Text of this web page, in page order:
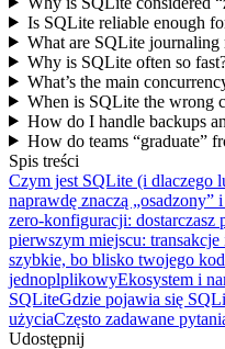
Is SQLite reliable enough
What are SQLite journaling
Why is SQLite often so
What’s the main
When is SQLite the wrong
How do I handle backups
How do teams “graduate”
Spis treści
Czym jest SQLite (i dlaczego
naprawdę znaczą „osadzony”
zero‑konfiguracji: dostarczasz
pierwszym miejscu:
szybkie, bo blisko twojego
jednoplplikowyEkosystem i
SQLiteGdzie pojawia się
użyciaCzęsto zadawane
Udostępnij